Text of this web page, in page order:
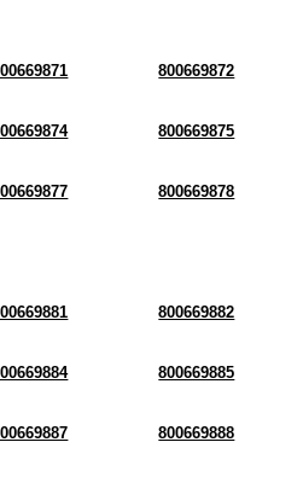
800669872
800669875
800669878
800669882
800669885
800669888